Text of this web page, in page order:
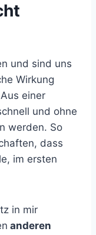
und sind uns
Wirkung
einer
und ohne
werden. So
dass
im ersten
in mir
anderen